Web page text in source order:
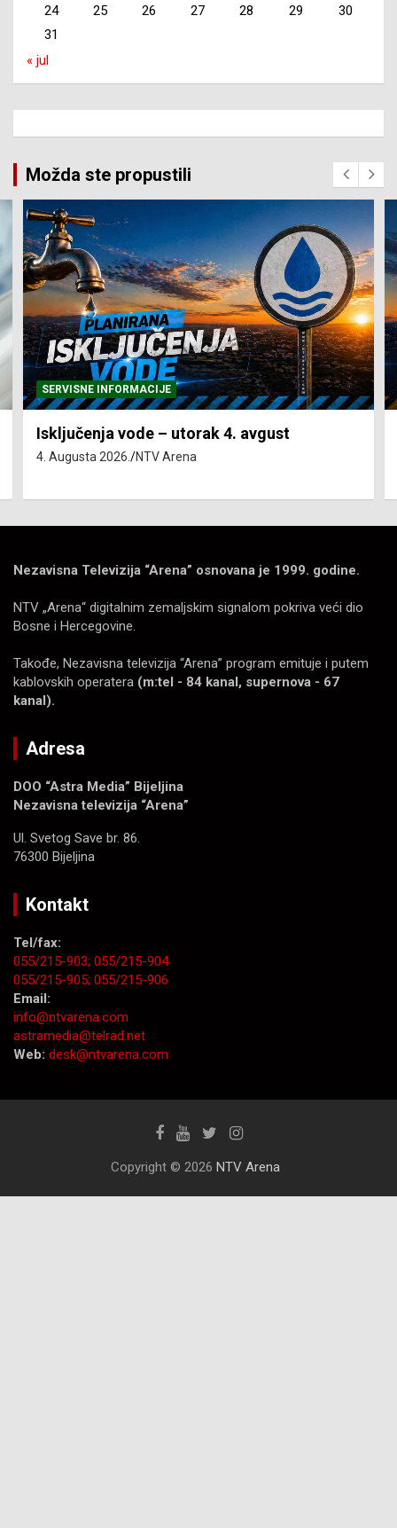
24
25 26 27 28 29
30
31
« jul
Možda ste propustili
SERVISNE INFORMACIJE
Isključenja vode – utorak 4. avgust
4. Augusta 2026. NTV Arena
Nezavisna Televizija “Arena” osnovana je 1999. godine.
NTV „Arena“ digitalnim zemaljskim signalom pokriva veći dio
Bosne i Hercegovine.
Takođe, Nezavisna televizija “Arena” program emituje i putem
kablovskih operatera (m:tel - 84 kanal, supernova - 67
kanal).
Adresa
DOO “Astra Media” Bijeljina
Nezavisna televizija “Arena”
Ul. Svetog Save br. 86.
76300 Bijeljina
Kontakt
Tel/fax:
055/215-903; 055/215-904
055/215-905; 055/215-906
Email:
info@ntvarena.com
astramedia@telrad.net
Web: desk@ntvarena.com
Copyright © 2026 NTV Arena